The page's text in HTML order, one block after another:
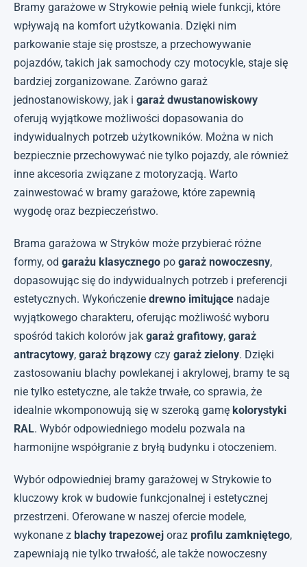
Bramy garażowe w Strykowie pełnią wiele funkcji, które
wpływają na komfort użytkowania. Dzięki nim
parkowanie staje się prostsze, a przechowywanie
pojazdów, takich jak samochody czy motocykle, staje się
bardziej zorganizowane. Zarówno garaż
jednostanowiskowy, jak i garaż dwustanowiskowy
oferują wyjątkowe możliwości dopasowania do
indywidualnych potrzeb użytkowników. Można w nich
bezpiecznie przechowywać nie tylko pojazdy, ale również
inne akcesoria związane z motoryzacją. Warto
zainwestować w bramy garażowe, które zapewnią
wygodę oraz bezpieczeństwo.
Brama garażowa w Stryków może przybierać różne
formy, od garażu klasycznego po garaż nowoczesny,
dopasowując się do indywidualnych potrzeb i preferencji
estetycznych. Wykończenie drewno imitujące nadaje
wyjątkowego charakteru, oferując możliwość wyboru
spośród takich kolorów jak garaż grafitowy, garaż
antracytowy, garaż brązowy czy garaż zielony. Dzięki
zastosowaniu blachy powlekanej i akrylowej, bramy te są
nie tylko estetyczne, ale także trwałe, co sprawia, że
idealnie wkomponowują się w szeroką gamę kolorystyki
RAL. Wybór odpowiedniego modelu pozwala na
harmonijne współgranie z bryłą budynku i otoczeniem.
Wybór odpowiedniej bramy garażowej w Strykowie to
kluczowy krok w budowie funkcjonalnej i estetycznej
przestrzeni. Oferowane w naszej ofercie modele,
wykonane z blachy trapezowej oraz profilu zamkniętego,
zapewniają nie tylko trwałość, ale także nowoczesny